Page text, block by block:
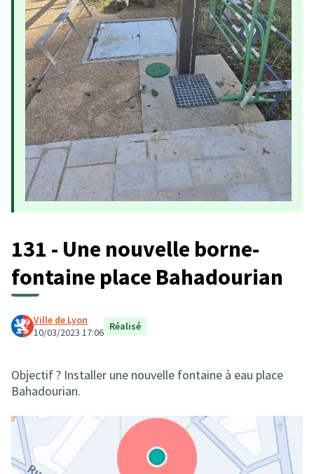
131 - Une nouvelle borne-
fontaine place Bahadourian
Ville de Lyon
10/03/2023 17:06 Réalisé
Objectif ? Installer une nouvelle fontaine à eau place
Bahadourian.